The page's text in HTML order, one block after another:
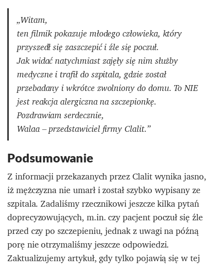
„Witam,
ten filmik pokazuje młodego człowieka, który
przyszedł się zaszczepić i źle się poczuł.
Jak widać natychmiast zajęły się nim służby
medyczne i trafił do szpitala, gdzie został
przebadany i wkrótce zwolniony do domu. To NIE
jest reakcja alergiczna na szczepionkę.
Pozdrawiam serdecznie,
Walaa – przedstawiciel firmy Clalit.”
Podsumowanie
Z informacji przekazanych przez Clalit wynika jasno,
iż mężczyzna nie umarł i został szybko wypisany ze
szpitala. Zadaliśmy rzecznikowi jeszcze kilka pytań
doprecyzowujących, m.in. czy pacjent poczuł się źle
przed czy po szczepieniu, jednak z uwagi na późną
porę nie otrzymaliśmy jeszcze odpowiedzi.
Zaktualizujemy artykuł, gdy tylko pojawią się w tej